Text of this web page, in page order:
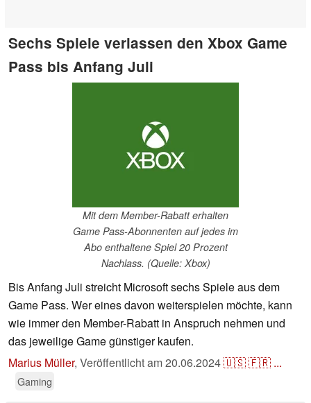
Sechs Spiele verlassen den Xbox Game
Pass bis Anfang Juli
Mit dem Member-Rabatt erhalten
Game Pass-Abonnenten auf jedes im
Abo enthaltene Spiel 20 Prozent
Nachlass. (Quelle: Xbox)
Bis Anfang Juli streicht Microsoft sechs Spiele aus dem
Game Pass. Wer eines davon weiterspielen möchte, kann
wie immer den Member-Rabatt in Anspruch nehmen und
das jeweilige Game günstiger kaufen.
Marius Müller, Veröffentlicht am20.06.2024🇺🇸🇫🇷 ...
Gaming